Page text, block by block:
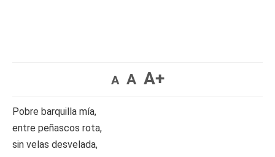
A A A+
Pobre barquilla mía,
entre peñascos rota,
sin velas desvelada,